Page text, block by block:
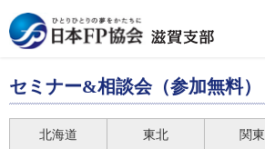
セミナー&相談会（参加無料）
北海道 東北 関東